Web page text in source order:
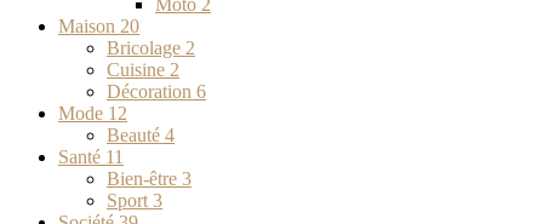
Moto 2
Maison 20
Bricolage 2
Cuisine 2
Décoration 6
Mode 12
Beauté 4
Santé 11
Bien-être 3
Sport 3